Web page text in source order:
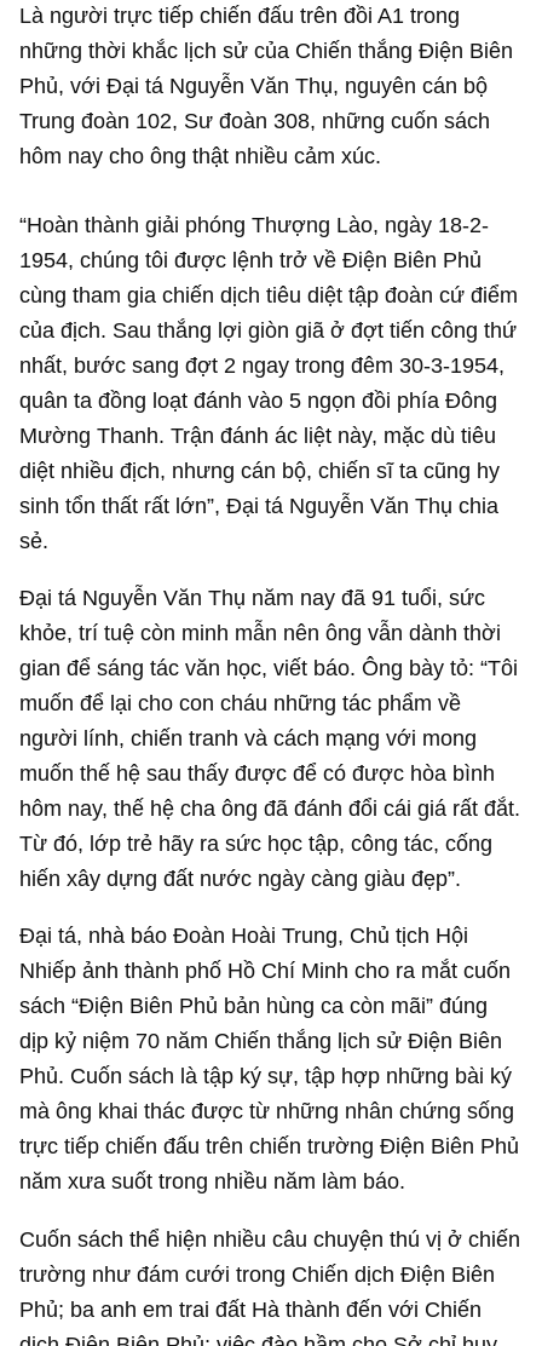
Là người trực tiếp chiến đấu trên đồi A1 trong
những thời khắc lịch sử của Chiến thắng Điện Biên
Phủ, với Đại tá Nguyễn Văn Thụ, nguyên cán bộ
Trung đoàn 102, Sư đoàn 308, những cuốn sách
hôm nay cho ông thật nhiều cảm xúc.
“Hoàn thành giải phóng Thượng Lào, ngày 18-2-
1954, chúng tôi được lệnh trở về Điện Biên Phủ
cùng tham gia chiến dịch tiêu diệt tập đoàn cứ điểm
của địch. Sau thắng lợi giòn giã ở đợt tiến công thứ
nhất, bước sang đợt 2 ngay trong đêm 30-3-1954,
quân ta đồng loạt đánh vào 5 ngọn đồi phía Đông
Mường Thanh. Trận đánh ác liệt này, mặc dù tiêu
diệt nhiều địch, nhưng cán bộ, chiến sĩ ta cũng hy
sinh tổn thất rất lớn”, Đại tá Nguyễn Văn Thụ chia
sẻ.
Đại tá Nguyễn Văn Thụ năm nay đã 91 tuổi, sức
khỏe, trí tuệ còn minh mẫn nên ông vẫn dành thời
gian để sáng tác văn học, viết báo. Ông bày tỏ: “Tôi
muốn để lại cho con cháu những tác phẩm về
người lính, chiến tranh và cách mạng với mong
muốn thế hệ sau thấy được để có được hòa bình
hôm nay, thế hệ cha ông đã đánh đổi cái giá rất đắt.
Từ đó, lớp trẻ hãy ra sức học tập, công tác, cống
hiến xây dựng đất nước ngày càng giàu đẹp”.
Đại tá, nhà báo Đoàn Hoài Trung, Chủ tịch Hội
Nhiếp ảnh thành phố Hồ Chí Minh cho ra mắt cuốn
sách “Điện Biên Phủ bản hùng ca còn mãi” đúng
dịp kỷ niệm 70 năm Chiến thắng lịch sử Điện Biên
Phủ. Cuốn sách là tập ký sự, tập hợp những bài ký
mà ông khai thác được từ những nhân chứng sống
trực tiếp chiến đấu trên chiến trường Điện Biên Phủ
năm xưa suốt trong nhiều năm làm báo.
Cuốn sách thể hiện nhiều câu chuyện thú vị ở chiến
trường như đám cưới trong Chiến dịch Điện Biên
Phủ; ba anh em trai đất Hà thành đến với Chiến